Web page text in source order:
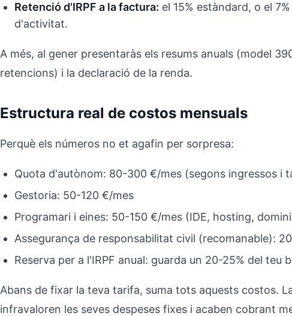
Retenció d'IRPF a la factura: el 15% estàndard, o el
d'activitat.
A més, al gener presentaràs els resums anuals (model
retencions) i la declaració de la renda.
Estructura real de costos mensuals
Perquè els números no et agafin per sorpresa:
Quota d'autònom: 80-300 €/mes (segons ingressos i
Gestoria: 50-120 €/mes
Programari i eines: 50-150 €/mes (IDE, hosting,
Assegurança de responsabilitat civil (recomanable):
Reserva per a l'IRPF anual: guarda un 20-25% del teu
Abans de fixar la teva tarifa, suma tots aquests costos.
infravaloren les seves despeses fixes i acaben cobrant